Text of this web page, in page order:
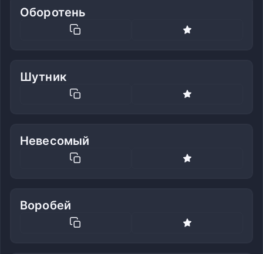
Оборотень
Шутник
Невесомый
Воробей